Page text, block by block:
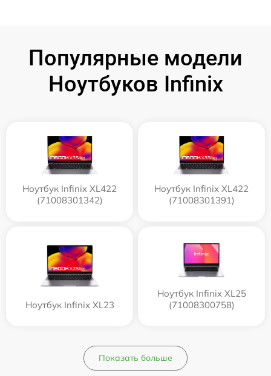
Популярные модели
Ноутбуков Infinix
Ноутбук Infinix XL422
(71008301342)
Ноутбук Infinix XL422
(71008301391)
Ноутбук Infinix XL23
Ноутбук Infinix XL25
(71008300758)
Показать больше